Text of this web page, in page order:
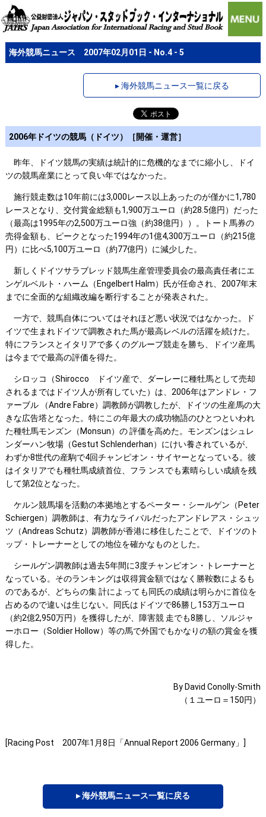
海外競馬ニュース 2007年02月01日 - No.4 - 5
▸ 海外競馬ニュース一覧に戻る
2006年ドイツの競馬（ドイツ）［開催・運営］
昨年、ドイツ競馬の実績は統計的に危機的なまでに縮小し、ドイ
ツの競馬産業にとって良い年ではなかった。
施行競走数は10年前には3,000レース以上あったのが僅かに1,780
レースとなり、交付賞金総額も1,900万ユーロ（約28.5億円）だった
（最高は1995年の2,500万ユーロ強（約38億円））。トート馬券の
売得金額も、ピークとなった1994年の1億4,300万ユーロ（約215億
円）に比べ5,100万ユーロ（約77億円）に減少した。
新しくドイツサラブレッド競馬生産管理委員会の最高責任者にエ
ンゲルベルト・ハーム（Engelbert Halm）氏が任命され、2007年末
までに全面的な組織改編を断行することが発表された。
一方で、競馬自体についてはそれほど悪い状況ではなかった。ド
イツで生まれドイツで調教された馬が最高レベルの活躍を続けた。
特にフランスとイタリアで多くのグループ競走を勝ち、ドイツ産馬
は今までで最高の評価を得た。
シロッコ（Shirocco ドイツ産で、ダーレーに種牡馬として売却
されるまではドイツ人が所有していた）は、2006年はアンドレ・フ
ァーブル （Andre Fabre）調教師が調教したが、ドイツの生産馬の大
きな広告塔となった。特にこの年最大の成功物語のひとつといわれ
た種牡馬モンズン（Monsun）の 評価を高めた。モンズンはシュレ
ンダーハン牧場（Gestut Schlenderhan）にけい養されているが、
わずか8世代の産駒で4回チャンピオン・サイヤーとなっている。彼
はイタリアでも種牡馬成績首位、フラ ンスでも素晴らしい成績を残
して第2位となった。
ケルン競馬場を活動の本拠地とするペーター・シールゲン（Peter
Schiergen）調教師は、有力なライバルだったアンドレアス・シュッ
ツ（Andreas Schutz）調教師が香港に移住したことで、ドイツのト
ップ・トレーナーとしての地位を確かなものとした。
シールゲン調教師は過去5年間に3度チャンピオン・トレーナーと
なっている。そのランキングは収得賞金額ではなく勝鞍数によるも
のであるが、どちらの集 計によっても同氏の成績は明らかに首位を
占めるので違いは生じない。同氏はドイツで86勝し153万ユーロ
（約2億2,950万円）を獲得したが、障害競 走でも8勝し、ソルジャ
ーホロー（Soldier Hollow）等の馬で外国でもかなりの額の賞金を獲
得した。
By David Conolly-Smith
（１ユーロ＝150円）
[Racing Post 2007年1月8日「Annual Report 2006 Germany」]
▸ 海外競馬ニュース一覧に戻る